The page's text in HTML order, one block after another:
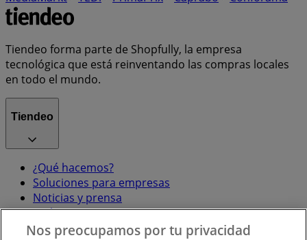
Tiendeo forma parte de Shopfully, la empresa
tecnológica que está reinventando las compras locales
en todo el mundo.
Tiendeo
¿Qué hacemos?
Soluciones para empresas
Noticias y prensa
Trabaja con nosotros
Nos preocupamos por tu privacidad